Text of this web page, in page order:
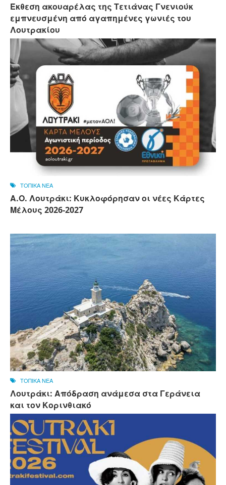
Έκθεση ακουαρέλας της Τετιάνας Γνενιούκ
εμπνευσμένη από αγαπημένες γωνιές του
Λουτρακίου
ΤΟΠΙΚΑ ΝΕΑ
Α.Ο. Λουτράκι: Κυκλοφόρησαν οι νέες Κάρτες
Μέλους 2026-2027
ΤΟΠΙΚΑ ΝΕΑ
Λουτράκι: Απόδραση ανάμεσα στα Γεράνεια
και τον Κορινθιακό